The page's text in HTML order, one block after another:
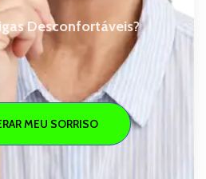
Desconfortáveis?
MEU SORRISO